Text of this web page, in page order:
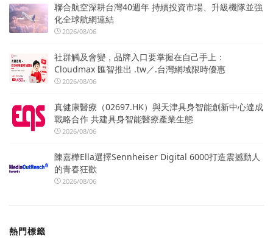
聯合航空深耕台灣40週年 持續投資市場、升級機隊並強
化全球航網連結
2026/08/06
社群觸及會變，品牌入口要掌握在自己手上：
Cloudmax 匯智推出 .tw／.台灣網域限時優惠
2026/08/06
真健康醫療（02697.HK）與天津具身智能創新中心達成
戰略合作 共建具身智能醫療產業生態
2026/08/06
陳嘉樺Ella選擇Sennheiser Digital 6000打造震撼動人
的青春狂歡
2026/08/06
熱門標籤